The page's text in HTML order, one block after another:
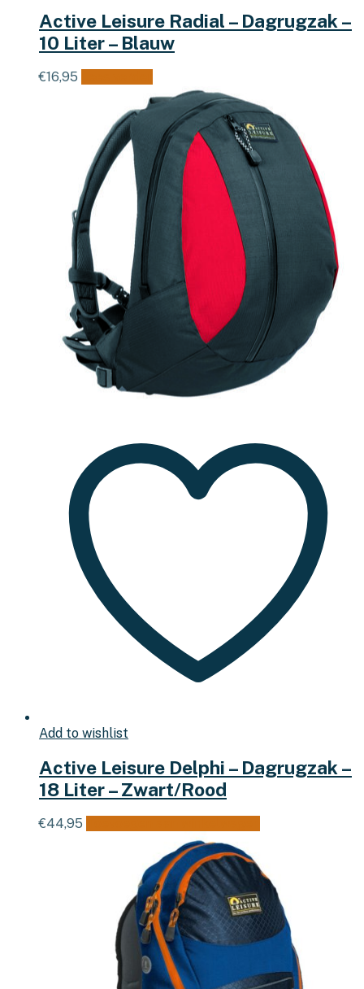
Active Leisure Radial – Dagrugzak –
10 Liter – Blauw
€16,95
Add to wishlist
Active Leisure Delphi – Dagrugzak –
18 Liter – Zwart/Rood
€44,95